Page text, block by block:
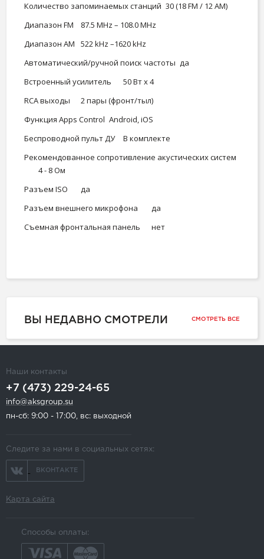
Количество запоминаемых станций 30 (18 FM / 12 AM)
Диапазон FM
87.5 MHz – 108.0 MHz
Диапазон AM
522 kHz –1620 kHz
Автоматический/ручной поиск частоты да
Встроенный усилитель
50 Вт х 4
RCA выходы
2 пары (фронт/тыл)
Функция Apps Control Android, iOS
Беспроводной пульт ДУ
В комплекте
Рекомендованное сопротивление акустических систем
4 - 8 Ом
Разъем ISO
да
Разъем внешнего микрофона
да
Съемная фронтальная панель
нет
ВЫ НЕДАВНО СМОТРЕЛИ СМОТРЕТЬ ВСЕ
Наши контакты
+7 (473) 229-24-65
info@aksgroup.su
пн-сб: 9:00 - 17:00, вс: выходной
Следите за нами в социальных сетях:
ВКОНТАКТЕ
Карта сайта
Способы оплаты: